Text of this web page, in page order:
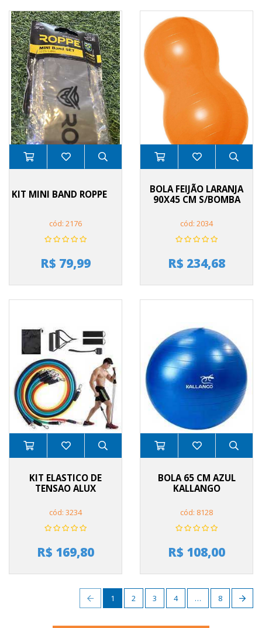
KIT MINI BAND ROPPE
cód: 2176
R$ 79,99
BOLA FEIJÃO LARANJA
90X45 CM S/BOMBA
cód: 2034
R$ 234,68
KIT ELASTICO DE
TENSAO ALUX
cód: 3234
R$ 169,80
BOLA 65 CM AZUL
KALLANGO
cód: 8128
R$ 108,00
1 2 3 4 … 8